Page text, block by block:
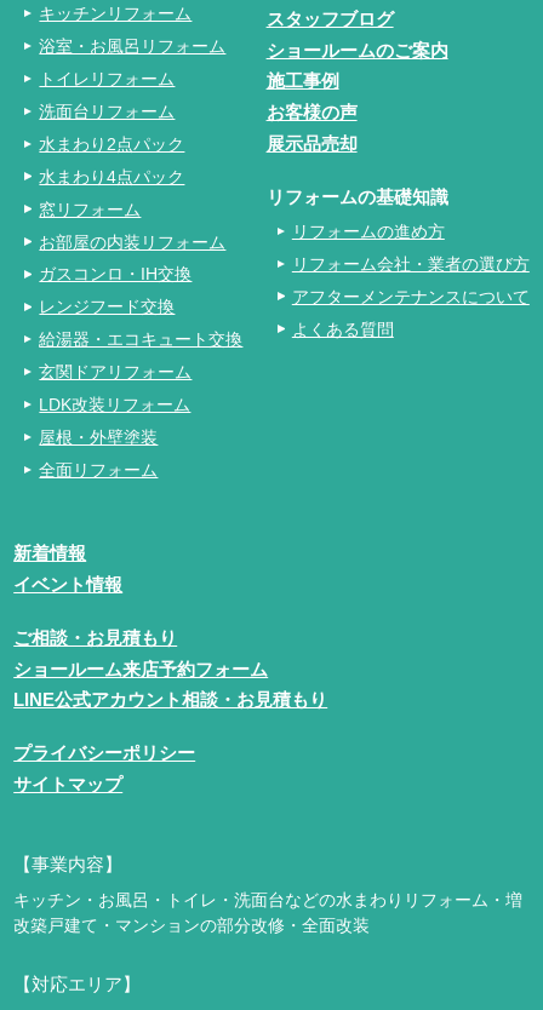
キッチンリフォーム
浴室・お風呂リフォーム
トイレリフォーム
洗面台リフォーム
水まわり2点パック
水まわり4点パック
窓リフォーム
お部屋の内装リフォーム
ガスコンロ・IH交換
レンジフード交換
給湯器・エコキュート交換
玄関ドアリフォーム
LDK改装リフォーム
屋根・外壁塗装
全面リフォーム
スタッフブログ
ショールームのご案内
施工事例
お客様の声
展示品売却
リフォームの基礎知識
リフォームの進め方
リフォーム会社・業者の選び方
アフターメンテナンスについて
よくある質問
新着情報
イベント情報
ご相談・お見積もり
ショールーム来店予約フォーム
LINE公式アカウント相談・お見積もり
プライバシーポリシー
サイトマップ
【事業内容】
キッチン・お風呂・トイレ・洗面台などの水まわりリフォーム・増
改築戸建て・マンションの部分改修・全面改装
【対応エリア】